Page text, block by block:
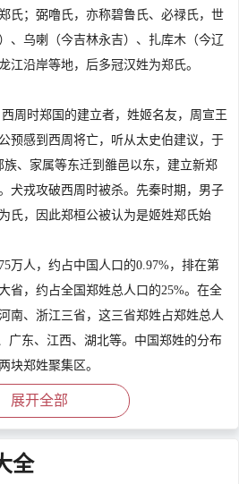
氏；弼噜氏，亦称碧鲁氏、必禄氏，世
、乌喇（今吉林永吉）、扎库木（今辽
江沿岸等地，后多冠汉姓为郑氏。
周时郑国的建立者，姓姬名友，周宣王
预感到西周将亡，听从太史伯建议，于
族、家属等东迁到雒邑以东，建立新郑
犬戎攻破西周时被杀。先秦时期，男子
氏，因此郑桓公被认为是姬姓郑氏始
万人，约占中国人口的0.97%，排在第
省，约占全国郑姓总人口的25%。在全
南、浙江三省，这三省郑姓占郑姓总人
广东、江西、湖北等。中国郑姓的分布
块郑姓聚集区。
万人，约占全国人口的1.21%，排在第
，约占郑姓总人口的25%。在全国的分
、江苏、安徽等。中国郑姓的分布总格
展开全部
全